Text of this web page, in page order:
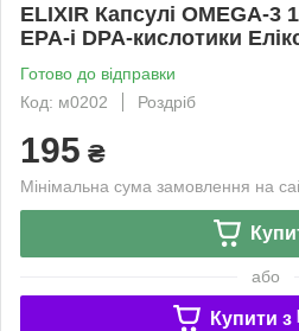
ELIXIR Капсулі OMEGA-3
EPA-і DPA-кислотики
Готово до відправки
Код: м0202
Роздріб
195 ₴
Мінімальна сума замовлення на
або
Купити з